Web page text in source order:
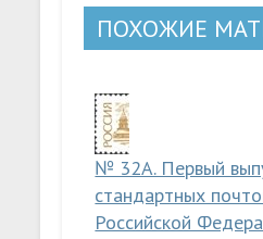
ПОХОЖИЕ
№ 32A. Первый
стандартных
Российской